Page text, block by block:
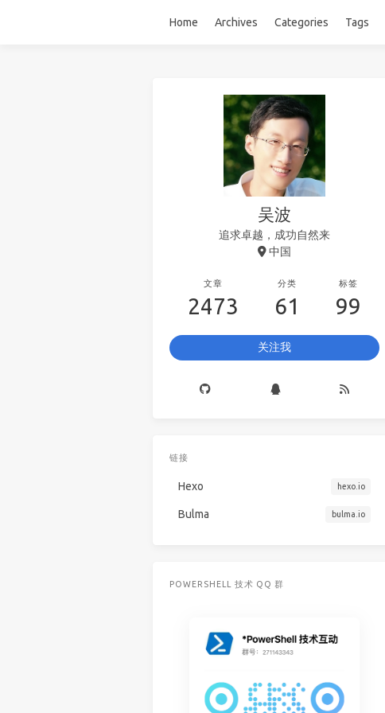
Home Archives Categories Tags
吴波
追求卓越，成功自然来
中国
文章
2473
分类
61
标签
99
关注我
链接
Hexo hexo.io
Bulma bulma.io
POWERSHELL 技术 QQ 群